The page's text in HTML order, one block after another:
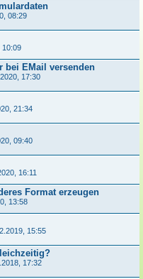
08:29
10:09
bei EMail versenden
17:30
21:34
09:40
16:11
Format erzeugen
13:58
15:55
17:32